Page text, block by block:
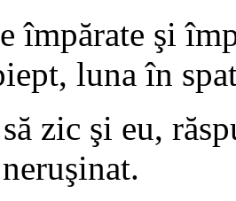
împărate şi
luna în
zic şi eu,